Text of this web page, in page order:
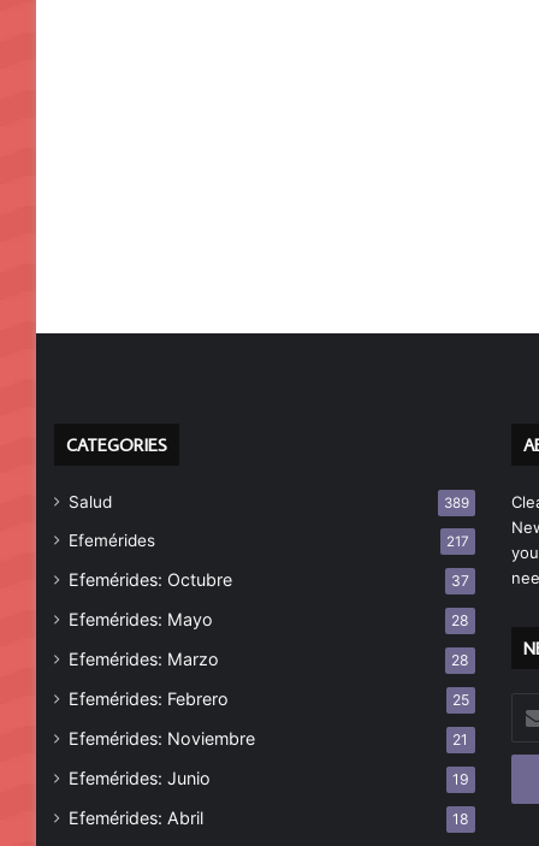
CATEGORIES
Salud 389
Efemérides 217
Efemérides: Octubre 37
Efemérides: Mayo 28
Efemérides: Marzo 28
Efemérides: Febrero 25
Efemérides: Noviembre 21
Efemérides: Junio 19
Efemérides: Abril 18
tu